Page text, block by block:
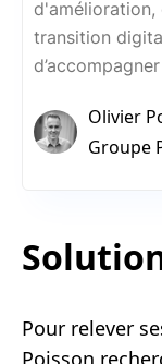
transition
Olivier
Groupe
Pour relever
Poisson